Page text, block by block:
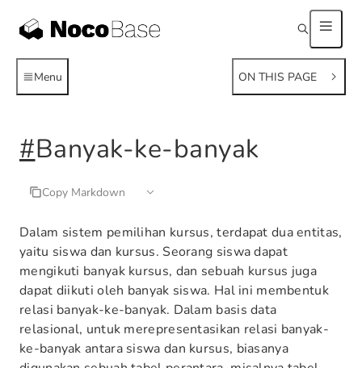
Menu ON THIS PAGE
#Banyak-ke-banyak
Copy Markdown
Dalam sistem pemilihan kursus, terdapat dua entitas,
yaitu siswa dan kursus. Seorang siswa dapat
mengikuti banyak kursus, dan sebuah kursus juga
dapat diikuti oleh banyak siswa. Hal ini membentuk
relasi banyak-ke-banyak. Dalam basis data
relasional, untuk merepresentasikan relasi banyak-
ke-banyak antara siswa dan kursus, biasanya